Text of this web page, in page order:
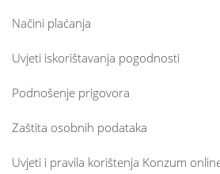
Načini plaćanja
Uvjeti iskorištavanja pogodnosti
Podnošenje prigovora
Zaštita osobnih podataka
Uvjeti i pravila korištenja Konzum